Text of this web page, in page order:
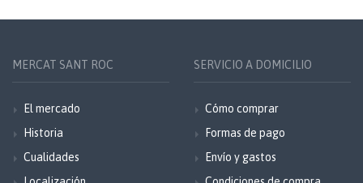
MERCAT SANT ROC
El mercado
Historia
Cualidades
SERVICIO A DOMICILIO
Cómo comprar
Formas de pago
Envío y gastos